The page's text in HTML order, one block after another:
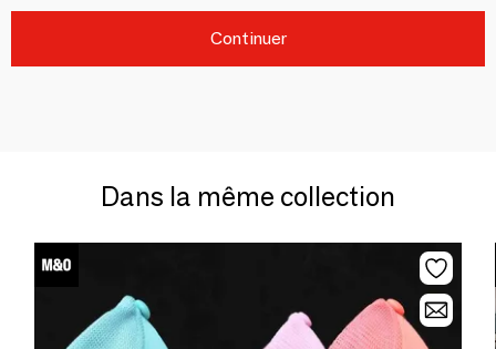
Continuer
Dans la même collection